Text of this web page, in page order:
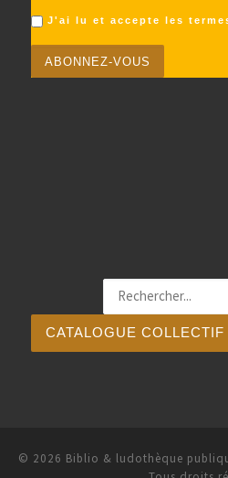
J'ai lu et accepte les
CATALOGUE COLLECTIF
© 2026 Biblio & ludothèque